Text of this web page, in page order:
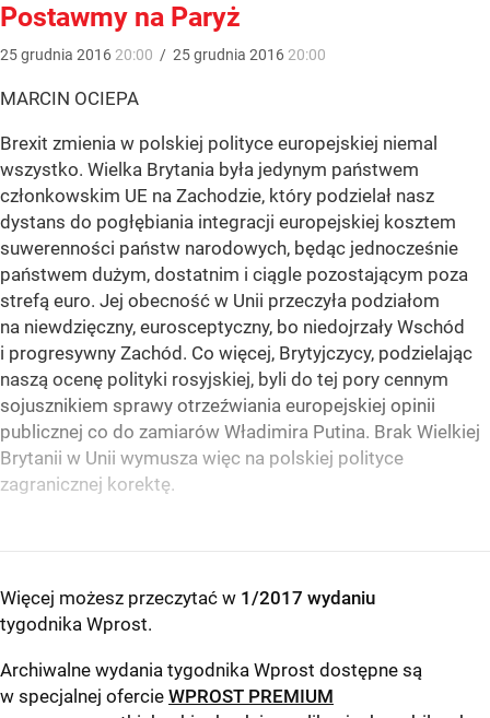
Postawmy na Paryż
25grudnia 2016 20:00 / 25grudnia 2016 20:00
MARCIN OCIEPA
Brexit zmienia w polskiej polityce europejskiej niemal
wszystko. Wielka Brytania była jedynym państwem
członkowskim UE na Zachodzie, który podzielał nasz
dystans do pogłębiania integracji europejskiej kosztem
suwerenności państw narodowych, będąc jednocześnie
państwem dużym, dostatnim i ciągle pozostającym poza
strefą euro. Jej obecność w Unii przeczyła podziałom
na niewdzięczny, eurosceptyczny, bo niedojrzały Wschód
i progresywny Zachód. Co więcej, Brytyjczycy, podzielając
naszą ocenę polityki rosyjskiej, byli do tej pory cennym
sojusznikiem sprawy otrzeźwiania europejskiej opinii
publicznej co do zamiarów Władimira Putina. Brak Wielkiej
Brytanii w Unii wymusza więc na polskiej polityce
zagranicznej korektę.
Więcej możesz przeczytać w 1/2017 wydaniu
tygodnika Wprost.
Archiwalne wydania tygodnika Wprost dostępne są
w specjalnej ofercie WPROST PREMIUM